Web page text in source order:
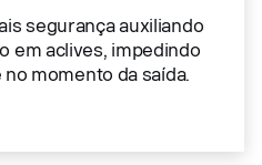
segurança auxiliando
em aclives, impedindo
momento da saída.